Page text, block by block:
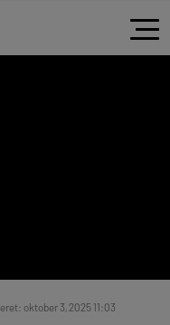
oktober 3, 2025 11:03